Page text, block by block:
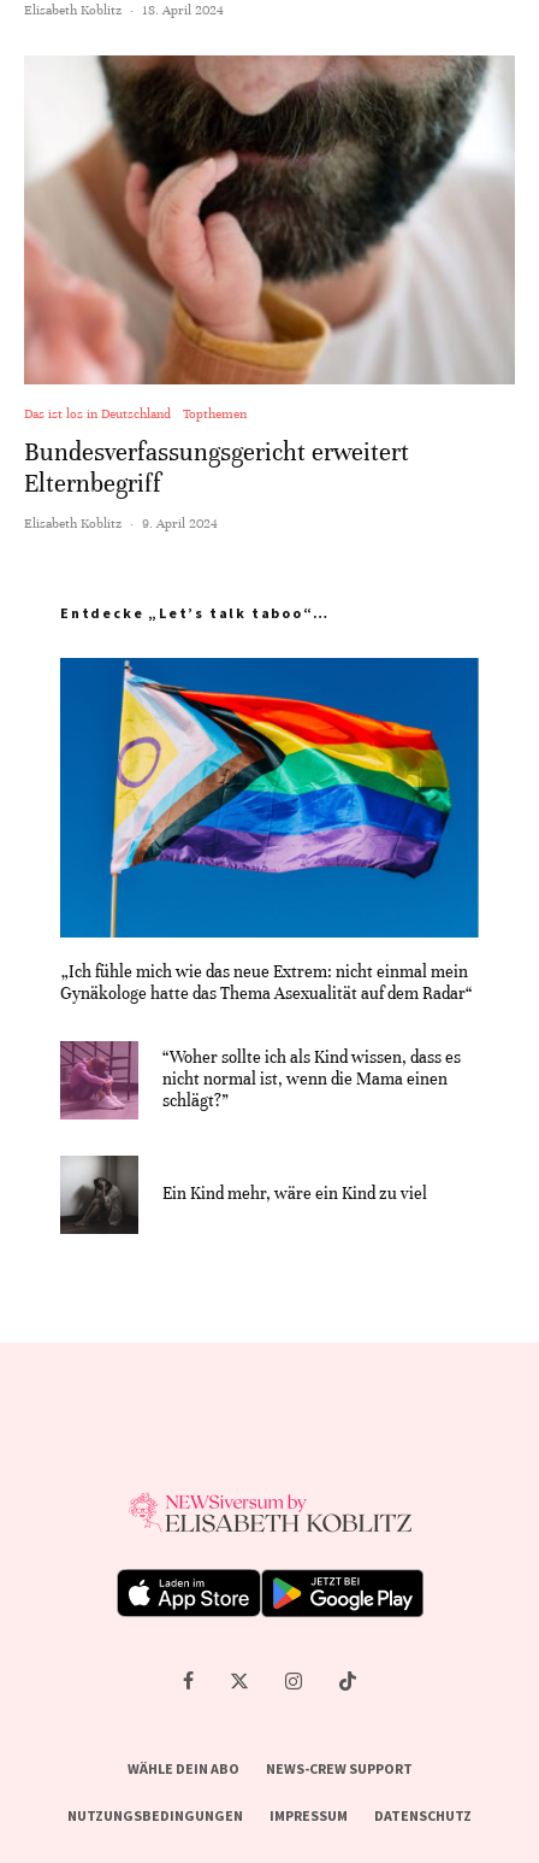
Elisabeth Koblitz · 18. April 2024
Das ist los in Deutschland Topthemen
Bundesverfassungsgericht erweitert
Elternbegriff
Elisabeth Koblitz · 9. April 2024
Entdecke „Let’s talk taboo“…
„Ich fühle mich wie das neue Extrem: nicht einmal mein
Gynäkologe hatte das Thema Asexualität auf dem Radar“
“Woher sollte ich als Kind wissen, dass es
nicht normal ist, wenn die Mama einen
schlägt?”
Ein Kind mehr, wäre ein Kind zu viel
WÄHLE DEIN ABO NEWS-CREW SUPPORT
NUTZUNGSBEDINGUNGEN IMPRESSUM DATENSCHUTZ